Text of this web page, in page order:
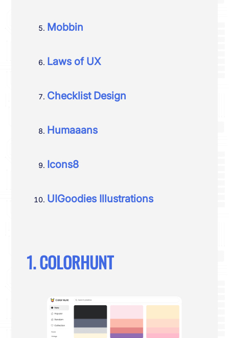
Mobbin
Laws of UX
Checklist Design
Humaaans
Icons8
UIGoodies Illustrations
1. COLORHUNT